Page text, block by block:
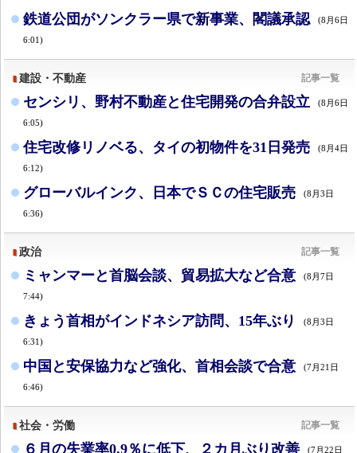
鉄道公団がソンクラー県で新事業、閣議承認 (8月6日
6:01)
建設・不動産 記事一覧
センシリ、野村不動産と住宅開発の合弁設立 (8月6日
6:05)
住宅改修リノベる、タイの初物件を31日発売 (8月4日
6:12)
グローバルインク、日本でＳＣの住宅販売 (8月3日
6:36)
政治 記事一覧
ミャンマーと首脳会談、貿易拡大など合意 (8月7日
7:44)
きょう首相がインドネシア訪問、15年ぶり (8月3日
6:31)
中国と安保協力など強化、首相会談で合意 (7月21日
6:46)
社会・労働 記事一覧
６月の失業率0.9％に低下、２カ月ぶり改善 (7月22日